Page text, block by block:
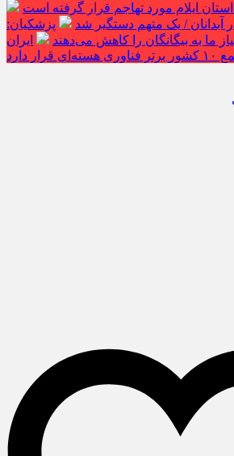
/ یک متهم دستگیر شد
پزشکیان:
ما به بیگانگان را کاهش می‌دهند
ایران
قرار دارد